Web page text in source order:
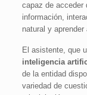
capaz de acceder
información,
natural y
El asistente, que
inteligencia
de la entidad
variedad de